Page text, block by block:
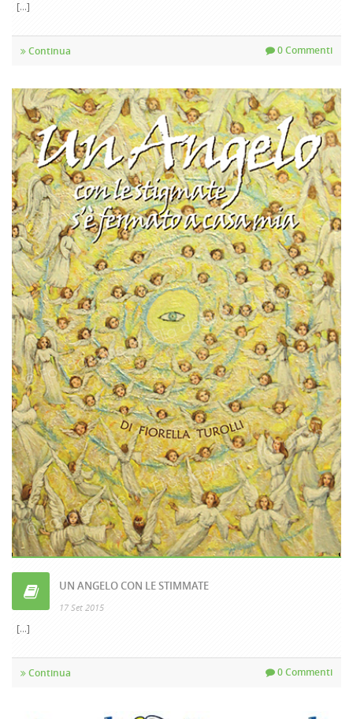
[...]
Continua 0 Commenti
UN ANGELO CON LE STIMMATE
17 Set 2015
[...]
Continua 0 Commenti